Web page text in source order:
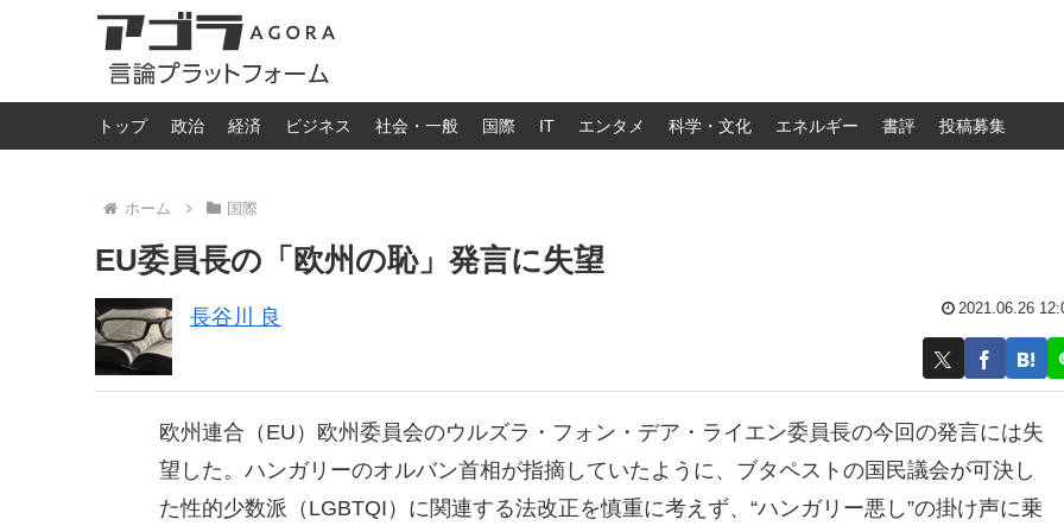
トップ 政治 経済 ビジネス 社会・一般 国際 IT エンタメ 科学・文化 エネルギー 書評 投稿募集
ホーム 国際
EU委員長の「欧州の恥」発言に失望
長谷川 良 2021.06.26
欧州連合（EU）欧州委員会のウルズラ・フォン・デア・ライエン委員長の今回の発言には失
望した。ハンガリーのオルバン首相が指摘していたように、ブタペストの国民議会が可決し
た性的少数派（LGBTQI）に関連する法改正を慎重に考えず、“ハンガリー悪し”の掛け声に乗